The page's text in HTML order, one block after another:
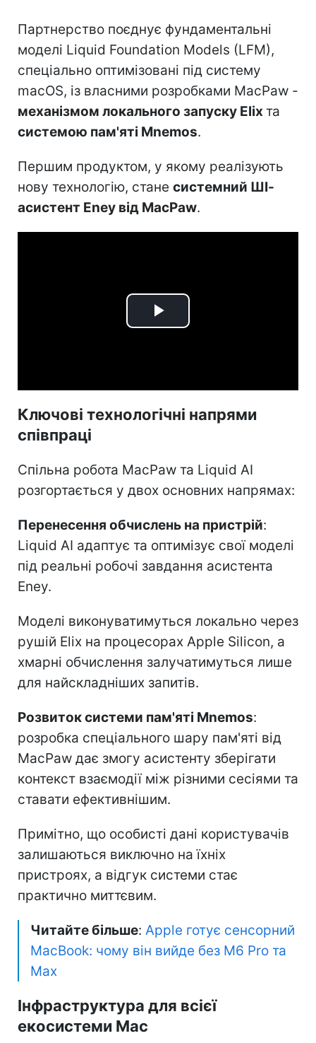
Партнерство поєднує фундаментальні
моделі Liquid Foundation Models (LFM),
спеціально оптимізовані під систему
macOS, із власними розробками MacPaw -
механізмом локального запуску Elixта
системою пам'яті Mnemos.
Першим продуктом, у якому реалізують
нову технологію, стане системний ШІ-
асистент Eney від MacPaw.
Play
Ключові технологічні напрями
співпраці
Спільна робота MacPaw та Liquid AI
розгортається у двох основних напрямах:
Перенесення обчислень на пристрій:
Liquid AI адаптує та оптимізує свої моделі
під реальні робочі завдання асистента
Eney.
Моделі виконуватимуться локально через
рушій Elix на процесорах Apple Silicon, а
хмарні обчислення залучатимуться лише
для найскладніших запитів.
Розвиток системи пам'яті Mnemos:
розробка спеціального шару пам'яті від
MacPaw дає змогу асистенту зберігати
контекст взаємодії між різними сесіями та
ставати ефективнішим.
Примітно, що особисті дані користувачів
залишаються виключно на їхніх
пристроях, а відгук системи стає
практично миттєвим.
Читайте більше: Apple готує сенсорний
MacBook: чому він вийде без M6 Pro та
Max
Інфраструктура для всієї
екосистеми Mac